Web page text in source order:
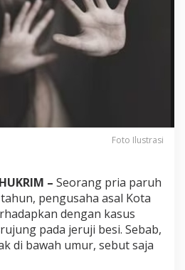
m
j
a
T
u
d
i
o
r
b
Foto Ilustrasi
– Seorang pria paruh
pengusaha asal Kota
dengan kasus
pada jeruji besi. Sebab,
di bawah umur, sebut saja